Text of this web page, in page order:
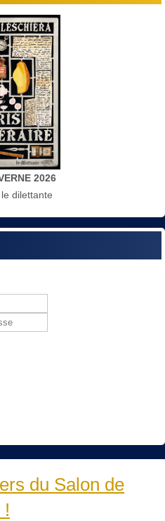
2026
dilettante
du Salon de
!